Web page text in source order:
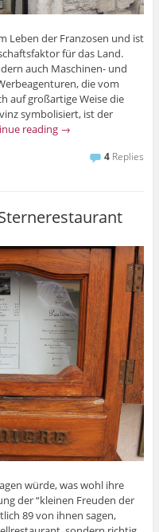
Leben der Franzosen und ist
für das Land.
auch Maschinen- und
die vom
auf großartige Weise die
symbolisiert, ist der
reading →
4 Replies
würde, was wohl ihre
der “kleinen Freuden der
89 von ihnen sagen,